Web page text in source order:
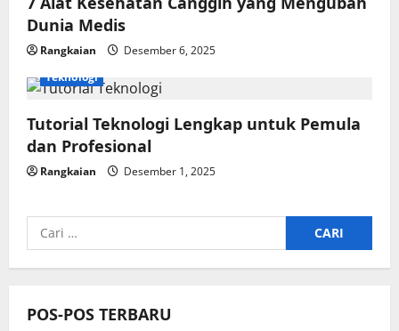
i
o
n
Dunia Medis
Rangkaian
Desember 6, 2025
Teknologi
Tutorial Teknologi Lengkap untuk Pemula
dan Profesional
Rangkaian Desember 1, 2025
Cari
untuk:
POS-POS TERBARU